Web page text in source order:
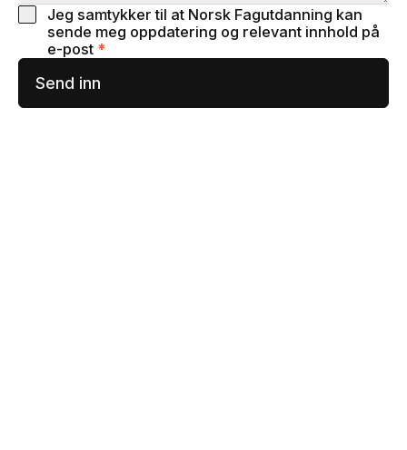
Jeg samtykker til at Norsk Fagutdanning kan
sende meg oppdatering og relevant innhold på
e-post *
Send inn